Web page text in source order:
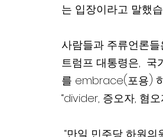
는 입장이라고 말했
사람들과 주류언론들
트럼프 대통령은,
를 embrace(포용)
“divider, 증오자, 혐